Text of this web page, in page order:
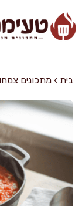
לתוכן
בית › מתכונים